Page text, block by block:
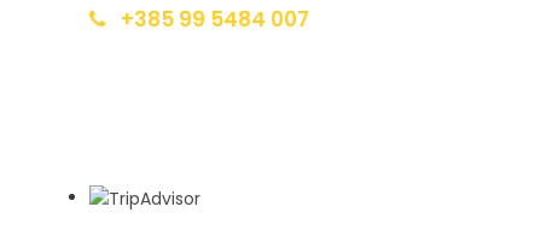
+385 99 5484 007
licenciranih instruktora ronjenja, osiguranje,
Hyperlinkovi: